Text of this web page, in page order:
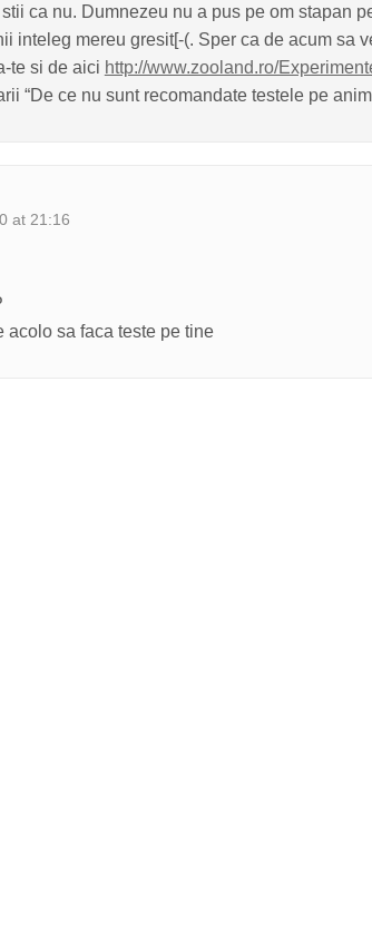
ca nu. Dumnezeu nu a pus pe om stapan
inteleg mereu gresit[-(. Sper ca de acum sa
te si de aici http://www.zooland.ro/
“De ce nu sunt recomandate testele pe
at 21:16
acolo sa faca teste pe tine